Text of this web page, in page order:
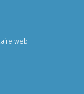
web